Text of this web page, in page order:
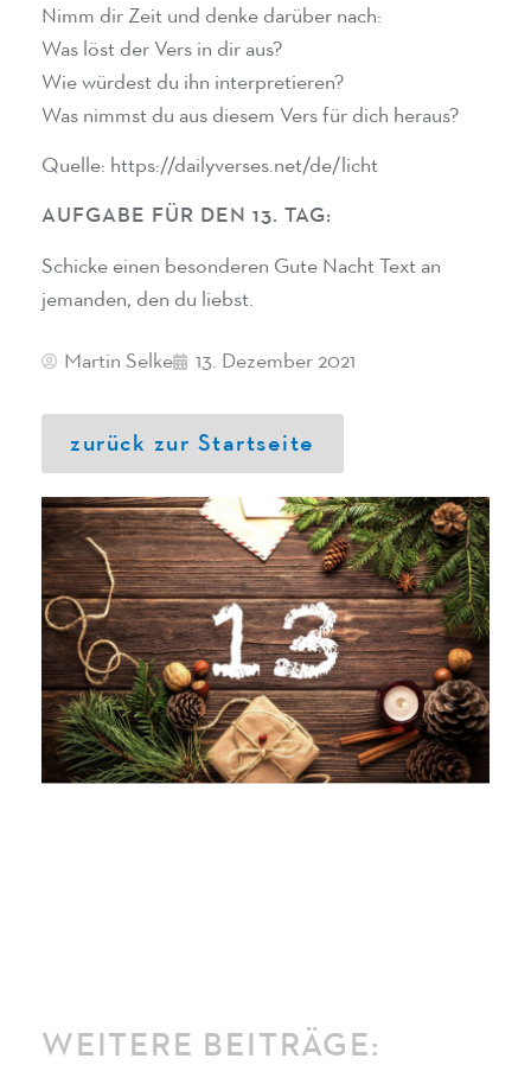
Nimm dir Zeit und denke darüber nach:
Was löst der Vers in dir aus?
Wie würdest du ihn interpretieren?
Was nimmst du aus diesem Vers für dich heraus?
Quelle: https://dailyverses.net/de/licht
AUFGABE FÜR DEN 13. TAG:
Schicke einen besonderen Gute Nacht Text an
jemanden, den du liebst.
Martin Selke 13. Dezember 2021
zurück zur Startseite
WEITERE BEITRÄGE: